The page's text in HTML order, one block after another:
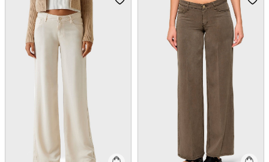
Yıkama Detayları :Maks. 30°C’de yıkayınız.
5DK2V5YB19KBSL2FNDQ.16